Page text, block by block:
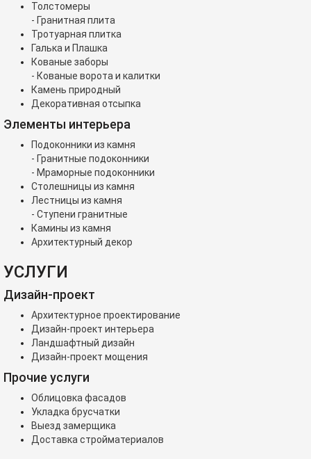
Толстомеры
- Гранитная плита
Тротуарная плитка
Галька и Плашка
Кованые заборы
- Кованые ворота и калитки
Камень природный
Декоративная отсыпка
Элементы интерьера
Подоконники из камня
- Гранитные подоконники
- Мраморные подоконники
Столешницы из камня
Лестницы из камня
- Ступени гранитные
Камины из камня
Архитектурный декор
УСЛУГИ
Дизайн-проект
Архитектурное проектирование
Дизайн-проект интерьера
Ландшафтный дизайн
Дизайн-проект мощения
Прочие услуги
Облицовка фасадов
Укладка брусчатки
Выезд замерщика
Доставка стройматериалов